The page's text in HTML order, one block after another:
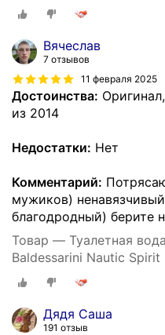
Вячеслав
7 отзывов
11 февраля 2025
Достоинства:
из 2014
Недостатки: Нет
Комментарий:
мужиков)
благодродный) берите
Товар — Туалетная
Baldessarini Nautic
Дядя Саша
191 отзыв